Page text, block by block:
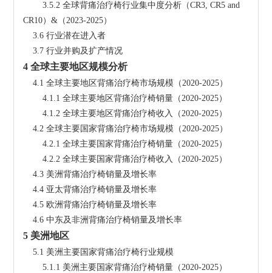
        3.5.2 全球背痛治疗椅行业集中度分析（CR3, CR5 and
CR10）&（2023-2025）
    3.6 行业潜在进入者
    3.7 行业并购及扩产情况
4 全球主要地区规模分析
    4.1 全球主要地区背痛治疗椅市场规模（2020-2025）
        4.1.1 全球主要地区背痛治疗椅销量（2020-2025）
        4.1.2 全球主要地区背痛治疗椅收入（2020-2025）
    4.2 全球主要国家背痛治疗椅市场规模（2020-2025）
        4.2.1 全球主要国家背痛治疗椅销量（2020-2025）
        4.2.2 全球主要国家背痛治疗椅收入（2020-2025）
    4.3 美洲背痛治疗椅销量及增长率
    4.4 亚太背痛治疗椅销量及增长率
    4.5 欧洲背痛治疗椅销量及增长率
    4.6 中东及非洲背痛治疗椅销量及增长率
5 美洲地区
    5.1 美洲主要国家背痛治疗椅行业规模
        5.1.1 美洲主要国家背痛治疗椅销量（2020-2025）